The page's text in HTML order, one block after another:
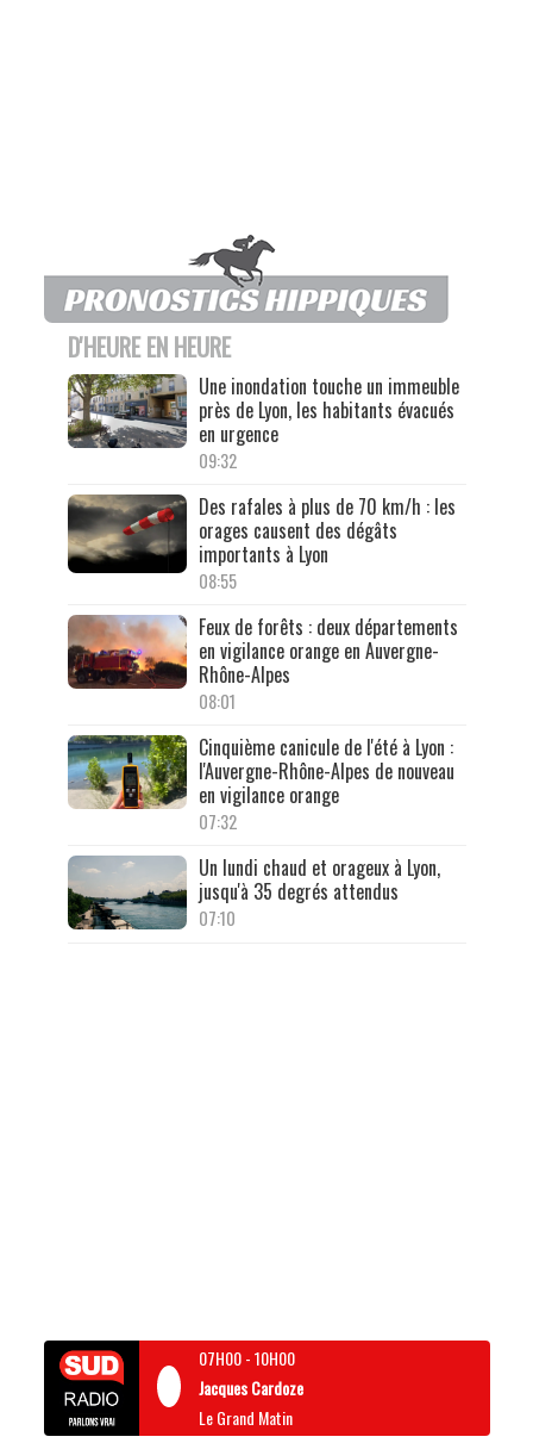
D'HEURE EN HEURE
Une inondation touche un immeuble
près de Lyon, les habitants évacués
en urgence
09:32
Des rafales à plus de 70 km/h : les
orages causent des dégâts
importants à Lyon
08:55
Feux de forêts : deux départements
en vigilance orange en Auvergne-
Rhône-Alpes
08:01
Cinquième canicule de l'été à Lyon :
l'Auvergne-Rhône-Alpes de nouveau
en vigilance orange
07:32
Un lundi chaud et orageux à Lyon,
jusqu'à 35 degrés attendus
07:10
07H00-10H00
Jacques Cardoze
Le Grand Matin